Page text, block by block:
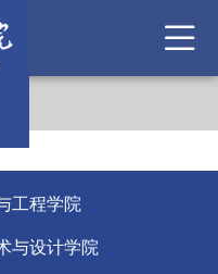
工程学院
与设计学院